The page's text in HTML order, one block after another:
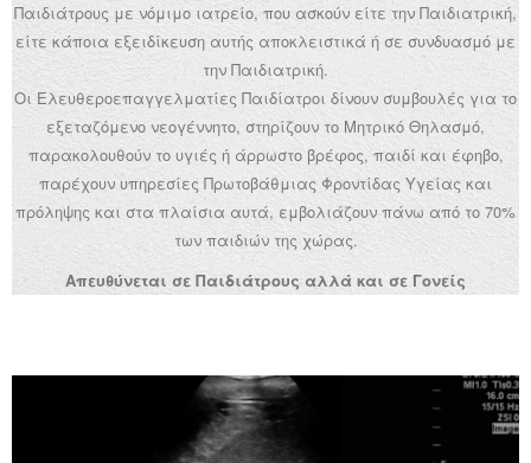
Παιδιάτρους με νόμιμο ιατρείο, που ασκούν είτε την Παιδιατρική,
είτε κάποια εξειδίκευση αυτής αποκλειστικά ή σε συνδυασμό με
την Παιδιατρική.
Οι Ελευθεροεπαγγελματίες Παιδίατροι δίνουν συμβουλές για το
εξεταζόμενο νεογέννητο, στηρίζουν το Μητρικό Θηλασμό,
παρακολουθούν το υγιές ή άρρωστο βρέφος, παιδί και έφηβο,
παρέχουν υπηρεσίες Πρωτοβάθμιας Φροντίδας Υγείας και
πρόληψης και στα πλαίσια αυτά, εμβολιάζουν πάνω από το 70%
των παιδιών της χώρας.
Απευθύνεται σε Παιδιάτρους αλλά και σε Γονείς